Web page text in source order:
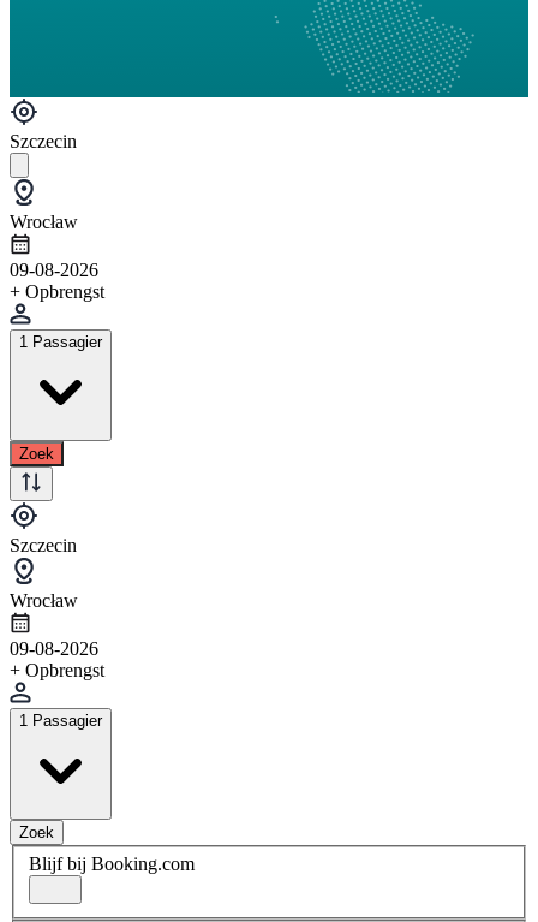
Szczecin
Wrocław
09-08-2026
+ Opbrengst
1 Passagier
Zoek
Szczecin
Wrocław
09-08-2026
+ Opbrengst
1 Passagier
Zoek
Blijf bij Booking.com